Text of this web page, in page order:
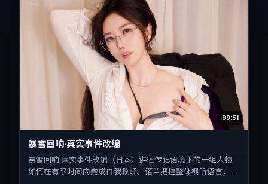
99:51
暴雪回响·真实事件改编
暴雪回响·真实事件改编（日本）讲述传记语境下的一组人物
如何在有限时间内完成自我救赎。诺兰把控整体视听语言，小